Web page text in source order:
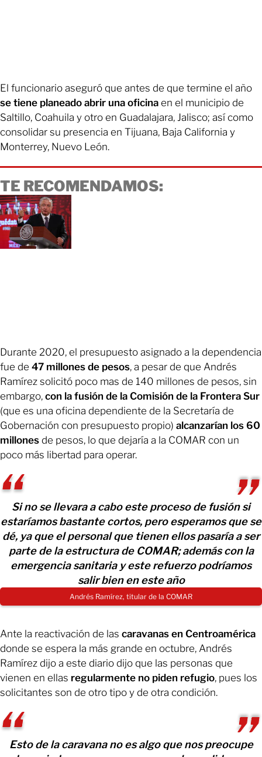
El funcionario aseguró que antes de que termine el año
se tiene planeado abrir una oficina en el municipio de
Saltillo, Coahuila y otro en Guadalajara, Jalisco; así como
consolidar su presencia en Tijuana, Baja California y
Monterrey, Nuevo León.
TE RECOMENDAMOS:
Durante 2020, el presupuesto asignado a la dependencia
fue de 47 millones de pesos, a pesar de que Andrés
Ramírez solicitó poco mas de 140 millones de pesos, sin
embargo, con la fusión de la Comisión de la Frontera Sur
(que es una oficina dependiente de la Secretaría de
Gobernación con presupuesto propio) alcanzarían los 60
millones de pesos, lo que dejaría a la COMAR con un
poco más libertad para operar.
Si no se llevara a cabo este proceso de fusión si
estaríamos bastante cortos, pero esperamos que se
dé, ya que el personal que tienen ellos pasaría a ser
parte de la estructura de COMAR; además con la
emergencia sanitaria y este refuerzo podríamos
salir bien en este año
Andrés Ramírez, titular de la COMAR
Ante la reactivación de las caravanas en Centroamérica
donde se espera la más grande en octubre, Andrés
Ramírez dijo a este diario dijo que las personas que
vienen en ellas regularmente no piden refugio, pues los
solicitantes son de otro tipo y de otra condición.
Esto de la caravana no es algo que nos preocupe